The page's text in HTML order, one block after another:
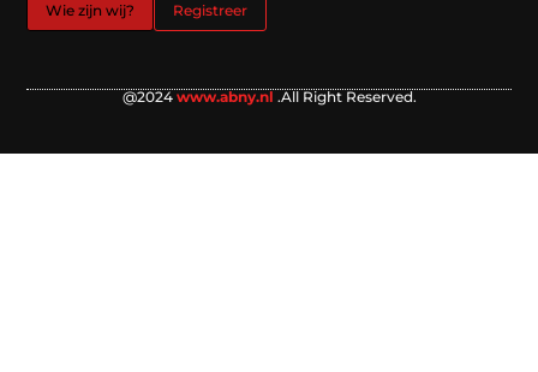
Wie zijn wij? Registreer
@2024 www.abny.nl .All Right Reserved.